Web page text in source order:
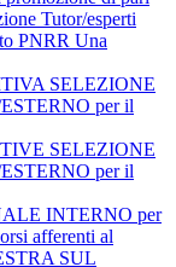
Tutor/esperti
PNRR Una
SELEZIONE
per il
SELEZIONE
per il
INTERNO per
afferenti al
SUL